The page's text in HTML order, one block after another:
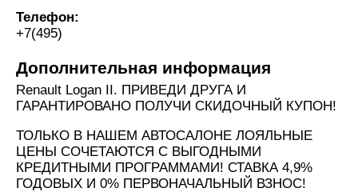
Телефон:
+7(495)
Дополнительная информация
Renault Logan II. ПРИВЕДИ ДРУГА И
ГАРАНТИРОВАНО ПОЛУЧИ СКИДОЧНЫЙ КУПОН!
ТОЛЬКО В НАШЕМ АВТОСАЛОНЕ ЛОЯЛЬНЫЕ
ЦЕНЫ СОЧЕТАЮТСЯ С ВЫГОДНЫМИ
КРЕДИТНЫМИ ПРОГРАММАМИ! СТАВКА 4,9%
ГОДОВЫХ И 0% ПЕРВОНАЧАЛЬНЫЙ ВЗНОС!